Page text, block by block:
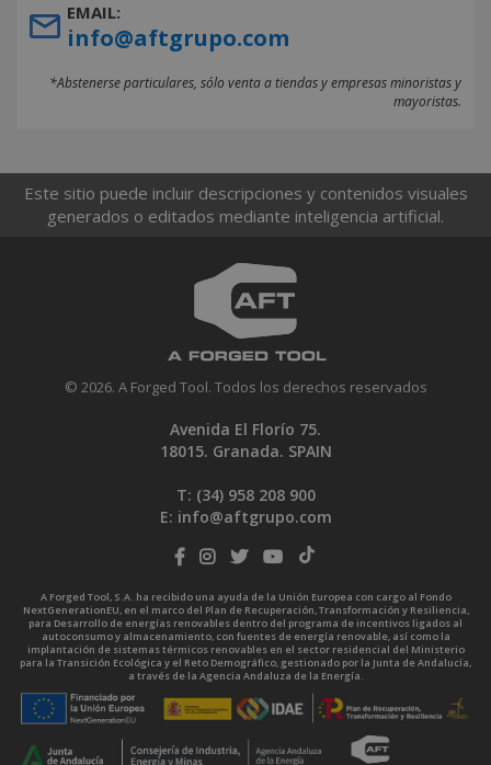
EMAIL:
info@aftgrupo.com
*Abstenerse particulares, sólo venta a tiendas y empresas minoristas y
mayoristas.
Este sitio puede incluir descripciones y contenidos visuales
generados o editados mediante inteligencia artificial.
© 2026. A Forged Tool. Todos los derechos reservados
Avenida El Florío 75.
18015. Granada. SPAIN
T: (34) 958 208 900
E: info@aftgrupo.com
A Forged Tool, S.A. ha recibido una ayuda de la Unión Europea con cargo al Fondo
NextGenerationEU, en el marco del Plan de Recuperación, Transformación y Resiliencia,
para Desarrollo de energías renovables dentro del programa de incentivos ligados al
autoconsumo y almacenamiento, con fuentes de energía renovable, así como la
implantación de sistemas térmicos renovables en el sector residencial del Ministerio
para la Transición Ecológica y el Reto Demográfico, gestionado por la Junta de Andalucía,
a través de la Agencia Andaluza de la Energía.